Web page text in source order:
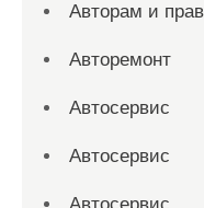
Авторам и
Авторемонт
Автосервис
Автосервис